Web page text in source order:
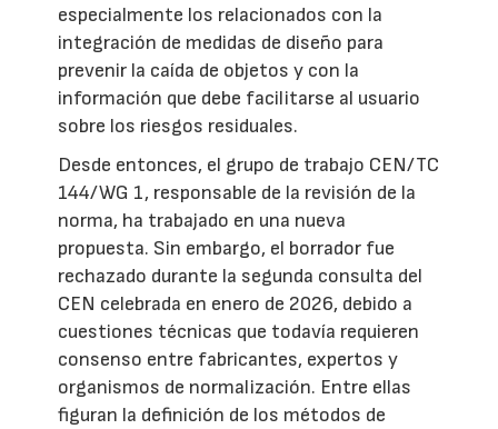
especialmente los relacionados con la
integración de medidas de diseño para
prevenir la caída de objetos y con la
información que debe facilitarse al usuario
sobre los riesgos residuales.
Desde entonces, el grupo de trabajo CEN/TC
144/WG 1, responsable de la revisión de la
norma, ha trabajado en una nueva
propuesta. Sin embargo, el borrador fue
rechazado durante la segunda consulta del
CEN celebrada en enero de 2026, debido a
cuestiones técnicas que todavía requieren
consenso entre fabricantes, expertos y
organismos de normalización. Entre ellas
figuran la definición de los métodos de